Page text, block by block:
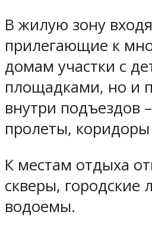
В жилую зону
прилегающие к
домам участки с
площадками, но и
внутри подъездов
пролеты,
К местам отдыха
скверы, городские
водоемы.